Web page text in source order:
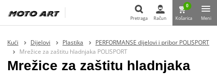
Pretraga
Pretraga Račun
0
Košarica Meni
Kući Dijelovi Plastika
PERFORMANSE dijelovi i pribor POLISPORT
Mrežice za zaštitu hladnjaka POLISPORT
Mrežice za zaštitu hladnjaka